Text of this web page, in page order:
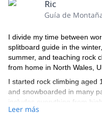
Ric
Guía de
I divide my time between
splitboard guide in the
summer, and teaching rock
from home in North Wales,
I started rock climbing aged
and snowboarded in many
includes everything from
touring in remote places to
Leer más